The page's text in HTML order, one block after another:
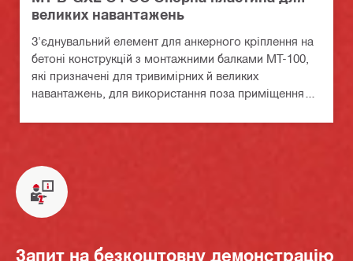
великих навантажень
З'єднувальний елемент для анкерного кріплення на
бетоні конструкцій з монтажними балками MT-100,
які призначені для тривимірних й великих
навантажень, для використання поза приміщеннями
Запит на безкоштовну демонстрацію